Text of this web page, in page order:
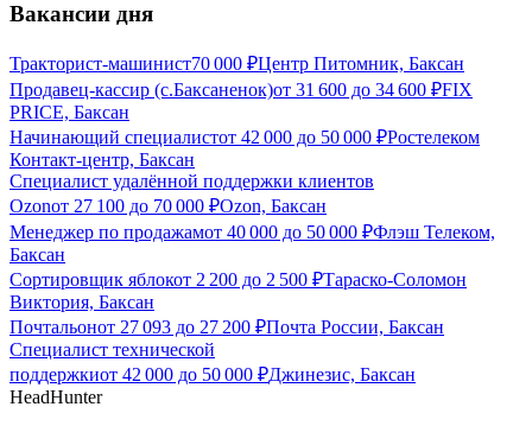
Вакансии дня
Тракторист-машинист70 000 ₽Центр Питомник, Баксан
Продавец-кассир (с.Баксаненок)от 31 600 до 34 600 ₽FIX
PRICE, Баксан
Начинающий специалистот 42 000 до 50 000 ₽Ростелеком
Контакт-центр, Баксан
Специалист удалённой поддержки клиентов
Ozonот 27 100 до 70 000 ₽Ozon, Баксан
Менеджер по продажамот 40 000 до 50 000 ₽Флэш Телеком,
Баксан
Сортировщик яблокот 2 200 до 2 500 ₽Тараско-Соломон
Виктория, Баксан
Почтальонот 27 093 до 27 200 ₽Почта России, Баксан
Специалист технической
поддержкиот 42 000 до 50 000 ₽Джинезис, Баксан
HeadHunter